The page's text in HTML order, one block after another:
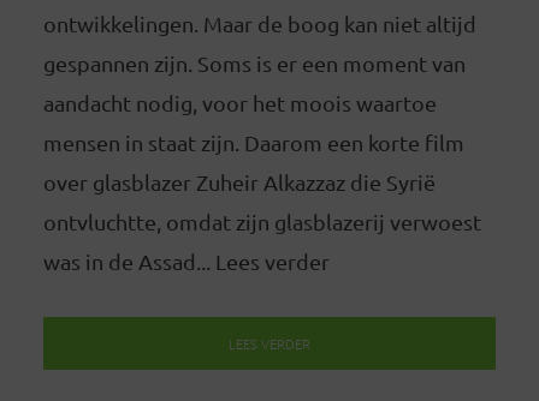
ontwikkelingen. Maar de boog kan niet altijd
gespannen zijn. Soms is er een moment van
aandacht nodig, voor het moois waartoe
mensen in staat zijn. Daarom een korte film
over glasblazer Zuheir Alkazzaz die Syrië
ontvluchtte, omdat zijn glasblazerij verwoest
was in de Assad... Lees verder
LEES VERDER